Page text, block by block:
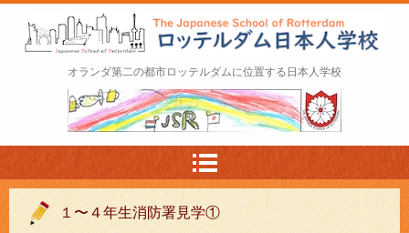
ロッテルダム日本人学校 The Japanese Schoo
l of Rotterdam
オランダ第二の都市ロッテルダムに位置する日本人学校
１〜４年生消防署見学①